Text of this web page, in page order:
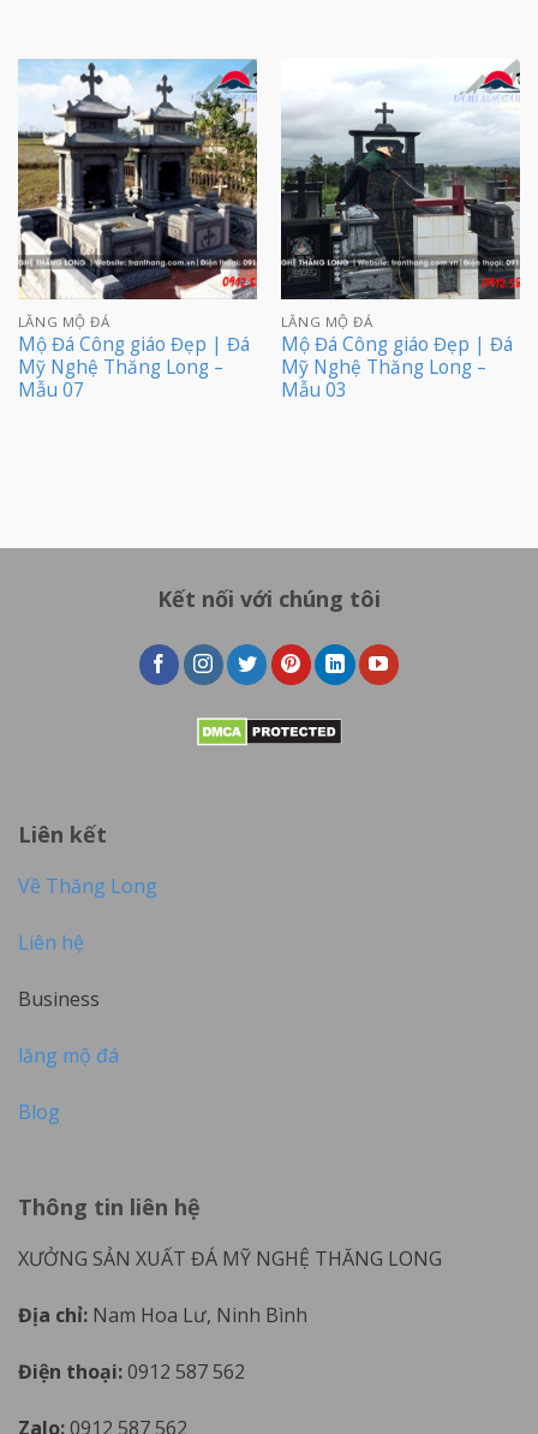
LĂNG MỘ ĐÁ
Mộ Đá Công giáo Đẹp | Đá
Mỹ Nghệ Thăng Long –
Mẫu 07
LĂNG MỘ ĐÁ
Mộ Đá Công giáo Đẹp | Đá
Mỹ Nghệ Thăng Long –
Mẫu 03
Kết nối với chúng tôi
Liên kết
Về Thăng Long
Liên hệ
Business
lăng mộ đá
Blog
Thông tin liên hệ
XƯỞNG SẢN XUẤT ĐÁ MỸ NGHỆ THĂNG LONG
Địa chỉ: Nam Hoa Lư, Ninh Bình
Điện thoại:0912 587 562
Zalo:0912 587 562